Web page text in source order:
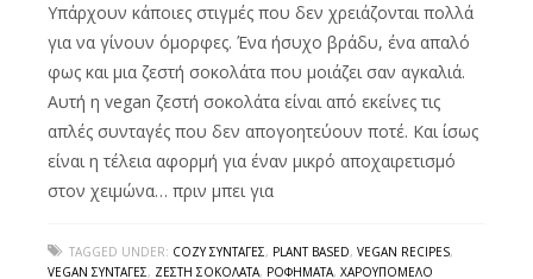
Υπάρχουν κάποιες στιγμές που δεν χρειάζονται πολλά
για να γίνουν όμορφες. Ένα ήσυχο βράδυ, ένα απαλό
φως και μια ζεστή σοκολάτα που μοιάζει σαν αγκαλιά.
Αυτή η vegan ζεστή σοκολάτα είναι από εκείνες τις
απλές συνταγές που δεν απογοητεύουν ποτέ. Και ίσως
είναι η τέλεια αφορμή για έναν μικρό αποχαιρετισμό
στον χειμώνα… πριν μπει για
TAGGED UNDER: COZY ΣΥΝΤΑΓΈΣ, PLANT BASED, VEGAN RECIPES,
VEGAN ΣΥΝΤΑΓΈΣ, ΖΕΣΤΉ ΣΟΚΟΛΆΤΑ, ΡΟΦΉΜΑΤΑ, ΧΑΡΟΥΠΌΜΕΛΟ